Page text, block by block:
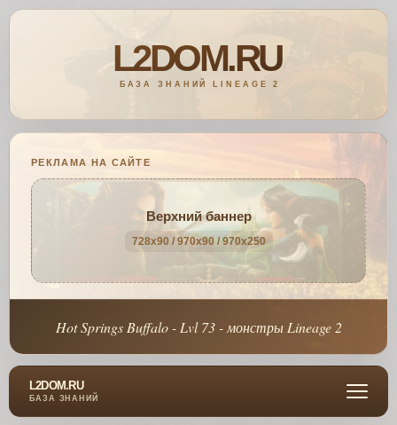
РЕКЛАМА НА САЙТЕ
Верхний баннер
728x90 / 970x90 / 970x250
Hot Springs Buffalo - Lvl 73 - монстры Lineage 2
L2DOM.RU
БАЗА ЗНАНИЙ